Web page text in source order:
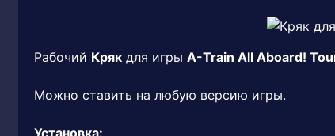
Рабочий Кряк для игры A-Train All Aboard!
Можно ставить на любую версию игры.
Установка: